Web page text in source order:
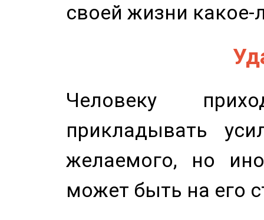
своей жизни какое-
Человеку
прикладывать
желаемого, но
может быть на его